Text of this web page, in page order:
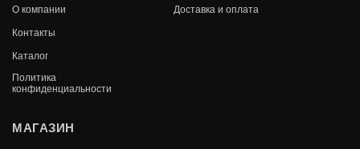
7 540 В КОРЗИНУ
О компании
Контакты
Каталог
Политика
конфиденциальности
Доставка и оплата
МАГАЗИН